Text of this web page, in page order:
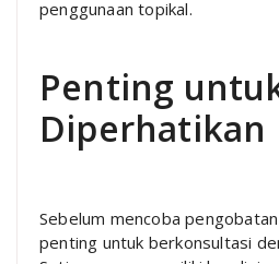
penggunaan topikal.
Penting
Diperhatikan
Sebelum mencoba
penting untuk berkonsultasi